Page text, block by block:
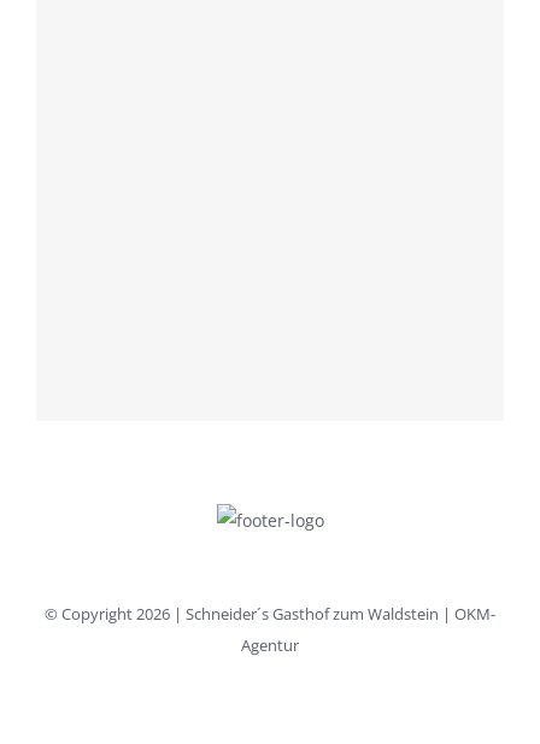
© Copyright2026 | Schneider´s Gasthof zum Waldstein | OKM-
Agentur